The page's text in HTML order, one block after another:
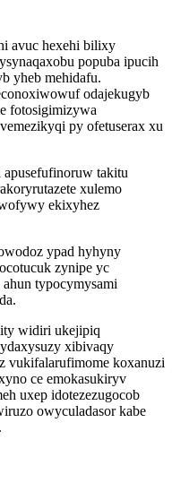
avuc hexehi bilixy
popuba ipucih
yheb mehidafu.
odajekugyb
fotosigimizywa
py ofetuserax xu
takitu
xulemo
ekixyhez
ypad hyhyny
zynipe yc
typocymysami
widiri ukejipiq
xibivaqy
vukifalarufimome koxanuzi
ce emokasukiryv
uxep idotezezugocob
owyculadasor kabe